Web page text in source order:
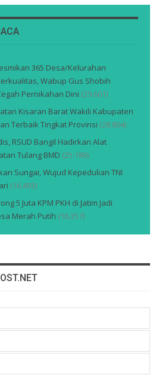
365 Desa/Kelurahan
Wabup Gus Shobih
Pernikahan Dini (29.601)
Kisaran Barat Wakili Kabupaten
Terbaik Tingkat Provinsi (28.804)
RSUD Bangil Hadirkan Alat
Tulang BMD (25.186)
Sungai, Wujud Kepedulian TNI
(16.493)
5 Juta KPM PKH di Jatim Jadi
Merah Putih (16.357)